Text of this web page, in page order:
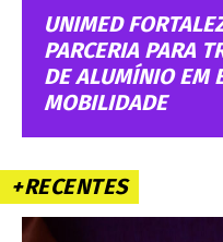
UNIMED
PARCERIA PARA
DE ALUMÍNIO EM
MOBILIDADE
+RECENTES